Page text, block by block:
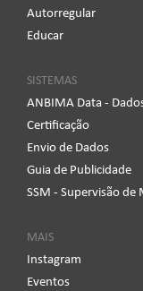
Autorregular
Educar
SISTEMAS
ANBIMA Data -
Certificação
Envio de Dados
Guia de Publicidade
SSM - Supervisão de
MAIS
Instagram
Eventos